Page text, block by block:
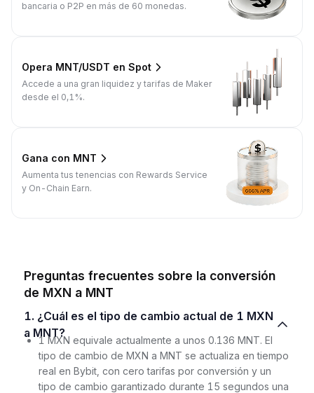
bancaria o P2P en más de 60 monedas.
Opera MNT/USDT en Spot
Accede a una gran liquidez y tarifas de Maker
desde el 0,1%.
Gana con MNT
Aumenta tus tenencias con Rewards Service
y On-Chain Earn.
Preguntas frecuentes sobre la conversión
de MXN a MNT
1. ¿Cuál es el tipo de cambio actual de 1 MXN
a MNT?
1 MXN equivale actualmente a unos 0.136 MNT. El
tipo de cambio de MXN a MNT se actualiza en tiempo
real en Bybit, con cero tarifas por conversión y un
tipo de cambio garantizado durante 15 segundos una